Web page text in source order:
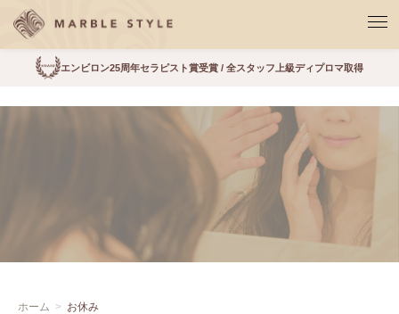
エンビロン25周年セラピスト賞受賞 / 全スタッフ上級ディプロマ取得
ホーム
お休み